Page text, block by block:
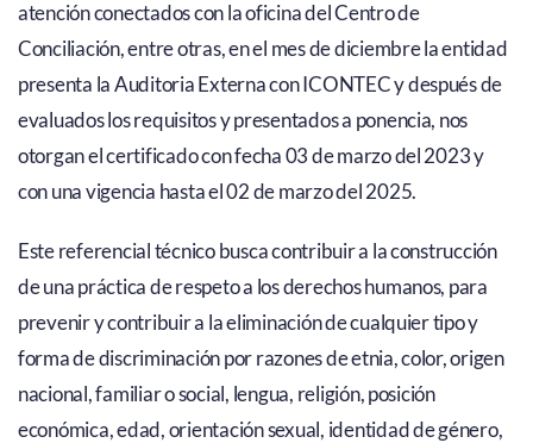
atención conectados con la oficina del Centro de
Conciliación, entre otras, en el mes de diciembre la entidad
presenta la Auditoria Externa con ICONTEC y después de
evaluados los requisitos y presentados a ponencia, nos
otorgan el certificado con fecha 03 de marzo del 2023 y
con una vigencia hasta el 02 de marzo del 2025.
Este referencial técnico busca contribuir a la construcción
de una práctica de respeto a los derechos humanos, para
prevenir y contribuir a la eliminación de cualquier tipo y
forma de discriminación por razones de etnia, color, origen
nacional, familiar o social, lengua, religión, posición
económica, edad, orientación sexual, identidad de género,